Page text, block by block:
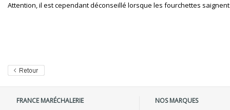
Attention, il est cependant déconseillé lorsque les fourchettes
FRANCE MARÉCHALERIE
NOS MARQUES